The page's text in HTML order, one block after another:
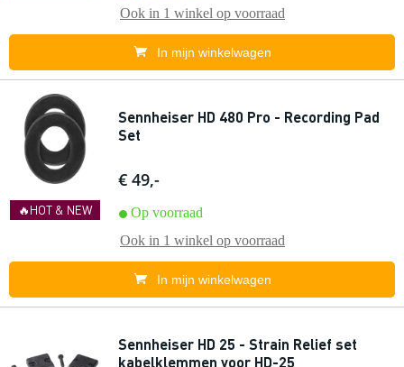
Ook in 1 winkel op voorraad
In mijn winkelwagen
🔥HOT & NEW
Sennheiser HD 480 Pro - Recording Pad
Set
€ 49,-
Op voorraad
Ook in 1 winkel op voorraad
In mijn winkelwagen
Sennheiser HD 25 - Strain Relief set
kabelklemmen voor HD-25